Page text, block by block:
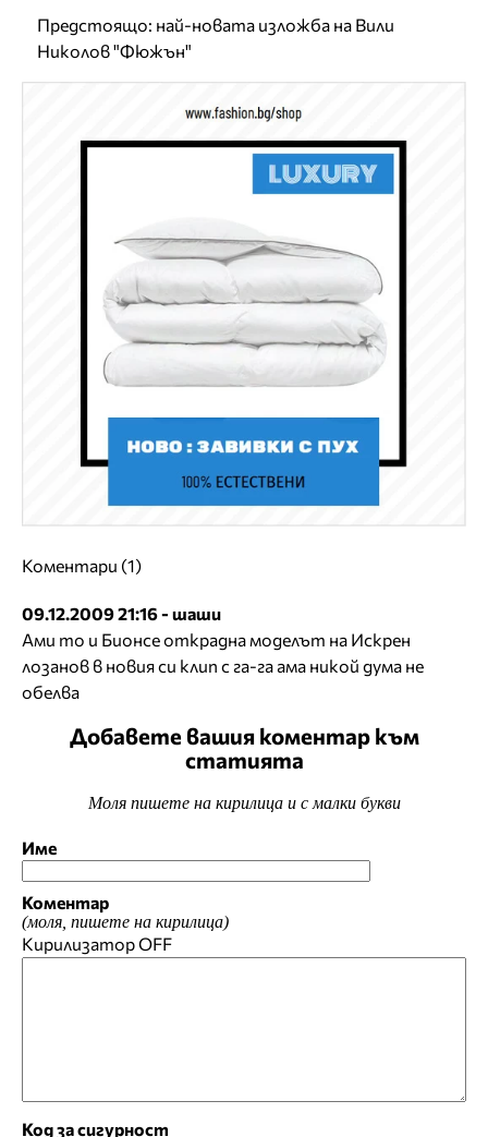
Предстоящо: най-новата изложба на Вили
Николов "Фюжън"
Коментари (1)
09.12.2009 21:16 - шаши
Ами то и Бионсе открадна моделът на Искрен
лозанов в новия си клип с га-га ама никой дума не
обелва
Добавете вашия коментар към
статията
Моля пишете на кирилица и с малки букви
Име
Коментар
(моля, пишете на кирилица)
КирилизаторOFF
Код за сигурност